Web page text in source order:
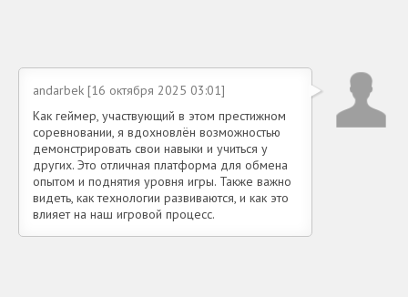
andarbek [16 октября 2025 03:01]
Как геймер, участвующий в этом престижном
соревновании, я вдохновлён возможностью
демонстрировать свои навыки и учиться у
других. Это отличная платформа для обмена
опытом и поднятия уровня игры. Также важно
видеть, как технологии развиваются, и как это
влияет на наш игровой процесс.